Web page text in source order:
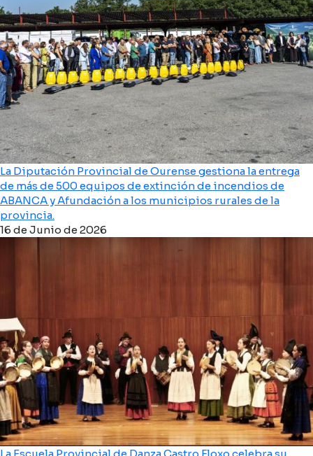
La Diputación Provincial de Ourense gestiona la entrega
de más de 500 equipos de extinción de incendios de
ABANCA y Afundación a los municipios rurales de la
provincia.
16 de Junio de 2026